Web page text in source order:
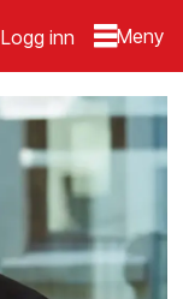
Logg inn